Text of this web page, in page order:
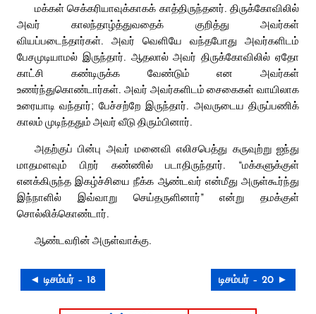
மக்கள் செக்கரியாவுக்காகக் காத்திருந்தனர். திருக்கோவிலில்
அவர் காலந்தாழ்த்துவதைக் குறித்து அவர்கள்
வியப்படைந்தார்கள். அவர் வெளியே வந்தபோது அவர்களிடம்
பேசமுடியாமல் இருந்தார். ஆதலால் அவர் திருக்கோவிலில் ஏதோ
காட்சி கண்டிருக்க வேண்டும் என அவர்கள்
உணர்ந்துகொண்டார்கள். அவர் அவர்களிடம் சைகைகள் வாயிலாக
உரையாடி வந்தார்; பேச்சற்றே இருந்தார். அவருடைய திருப்பணிக்
காலம் முடிந்ததும் அவர் வீடு திரும்பினார்.
அதற்குப் பின்பு அவர் மனைவி எலிசபெத்து கருவுற்று ஐந்து
மாதமளவும் பிறர் கண்ணில் படாதிருந்தார். “மக்களுக்குள்
எனக்கிருந்த இகழ்ச்சியை நீக்க ஆண்டவர் என்மீது அருள்கூர்ந்து
இந்நாளில் இவ்வாறு செய்தருளினார்” என்று தமக்குள்
சொல்லிக்கொண்டார்.
ஆண்டவரின் அருள்வாக்கு.
◄ டிசம்பர் – 18 டிசம்பர் – 20 ►